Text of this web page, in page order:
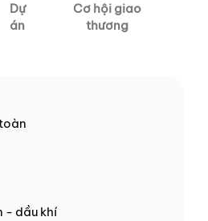
Dự
án
Cơ hội giao
thương
- dầu khí